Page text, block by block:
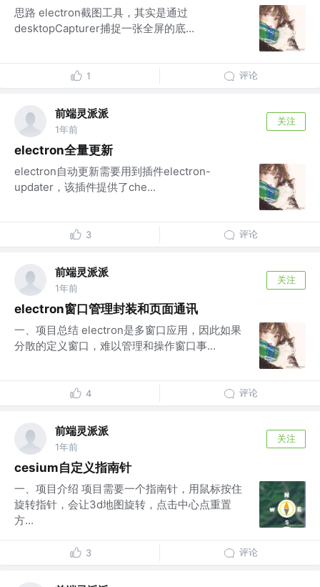
思路 electron截图工具，其实是通过
desktopCapturer捕捉一张全屏的底...
1 评论
前端灵派派
1年前
关注
electron全量更新
electron自动更新需要用到插件electron-
updater，该插件提供了che...
3 评论
前端灵派派
1年前
关注
electron窗口管理封装和页面通讯
一、项目总结 electron是多窗口应用，因此如果
分散的定义窗口，难以管理和操作窗口事...
4 评论
前端灵派派
1年前
关注
cesium自定义指南针
一、项目介绍 项目需要一个指南针，用鼠标按住
旋转指针，会让3d地图旋转，点击中心点重置
方...
3 评论